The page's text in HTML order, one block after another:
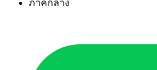
ภาคกลาง